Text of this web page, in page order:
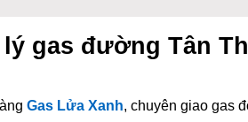
gas đường Tân
Gas Lửa Xanh, chuyên giao gas